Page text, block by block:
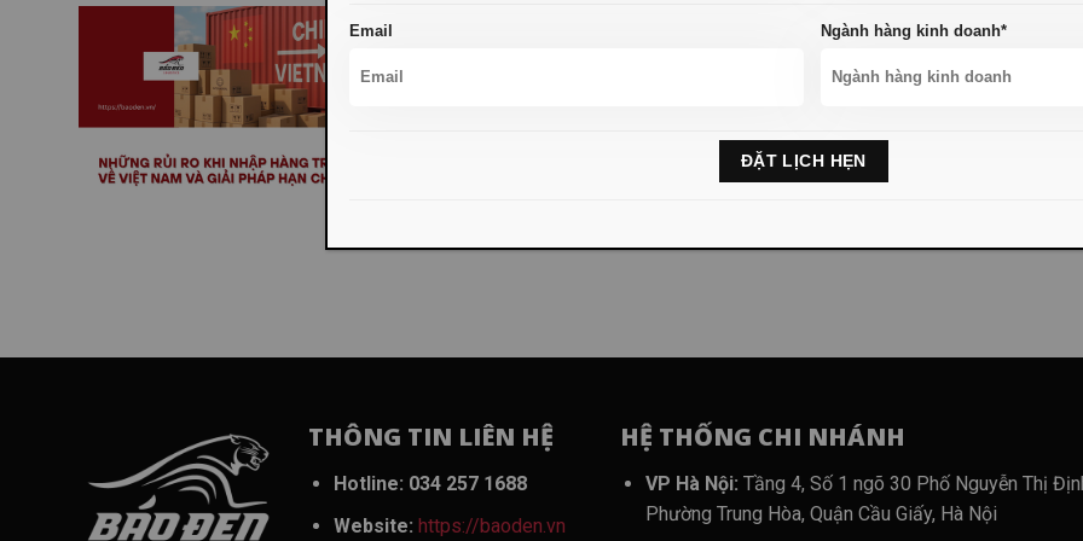
6 rủi ro khi tự nhập hàng Trung Quốc về Việt Nam và giải
Nhập hàng Trung Quốc về Việt Nam đang là lựa chọn phổ biến của nhiều chủ...
THÔNG TIN LIÊN HỆ
Hotline: 034 257 1688
Website: https://baoden.vn
HỆ THỐNG CHI NHÁNH
VP Hà Nội: Tầng 4, Số 1 ngõ 30 Phố Nguyễn Thị
Phường Trung Hòa, Quận Cầu Giấy, Hà Nội
Email Ngành hàng kinh doanh*